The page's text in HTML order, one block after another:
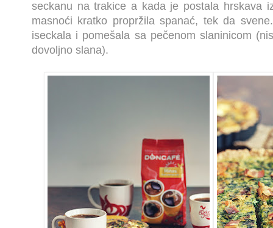
seckanu na trakice a kada je postala hrskava
masnoći kratko propržila spanać, tek da
iseckala i pomešala sa pečenom slaninicom
dovoljno slana).